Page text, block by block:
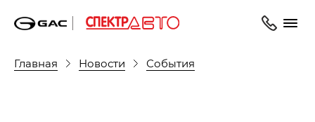
Главная Новости События